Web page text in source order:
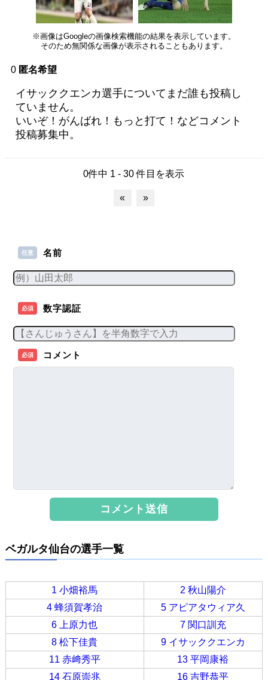
※画像はGoogleの画像検索機能の結果を表示しています。
そのため無関係な画像が表示されることもあります。
0 匿名希望
イサッククエンカ選手についてまだ誰も投稿し
ていません。
いいぞ！がんばれ！もっと打て！などコメント
投稿募集中。
0件中 1 - 30 件目を表示
« »
任意 名前
必須 数字認証
必須 コメント
ベガルタ仙台の選手一覧
1 小畑裕馬
2 秋山陽介
4 蜂須賀孝治
5 アピアタウィア久
6 上原力也
7 関口訓充
8 松下佳貴
9 イサッククエンカ
11 赤﨑秀平
13 平岡康裕
14 石原崇兆
16 吉野恭平